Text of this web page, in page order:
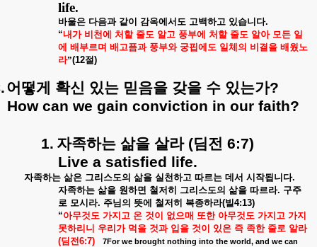
life.
바울은 다음과 같이 감옥에서도 고백하고 있습니다.
“내가 비천에 처할 줄도 알고 풍부에 처할 줄도 알아 모든 일
에 배부르며 배고픔과 풍부와 궁핍에도 일체의 비결을 배웠노
라”(12절)
어떻게 확신 있는 믿음을 갖을 수 있는가?
How can we gain conviction in our faith?
1. 자족하는 삶을 살라(딤전 6:7)
Live a satisfied life.
자족하는 삶은 그리스도의 삶을 실천하고 따르는 데서 시작됩니다.
자족하는 삶을 원하면 철저히 그리스도의 삶을 따르라. 구주
로 모시라. 주님의 뜻에 철저히 복종하라(빌4:13)
“아무것도 가지고 온 것이 없으매 또한 아무것도 가지고 가지
못하리니 우리가 먹을 것과 입을 것이 있은 즉 족한 줄로 알라
(딤전6:7)
7For we brought nothing into the world, and we can